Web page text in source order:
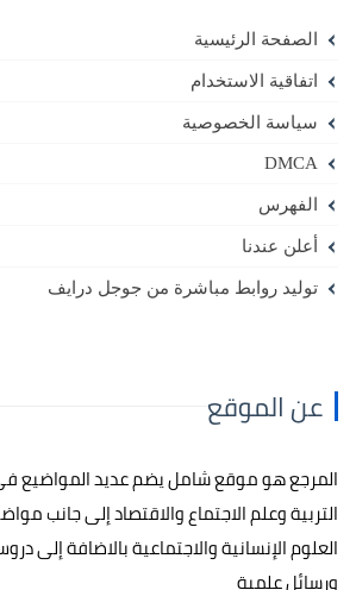
الصفحة الرئيسية
اتفاقية الاستخدام
سياسة الخصوصية
DMCA
الفهرس
أعلن عندنا
توليد روابط مباشرة من جوجل درايف
عن الموقع
المرجع هو موقع شامل يضم عديد المواضيع
التربية وعلم الاجتماع والاقتصاد إلى جانب
العلوم الإنسانية والاجتماعية بالاضافة إلى
ورسائل علمية